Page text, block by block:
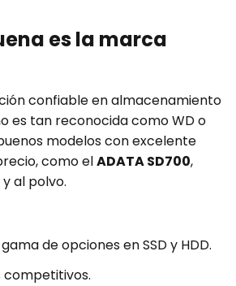
es la marca
confiable en almacenamiento
es tan reconocida como WD o
modelos con excelente
como elADATA SD700,
al polvo.
de opciones en SSD y HDD.
competitivos.